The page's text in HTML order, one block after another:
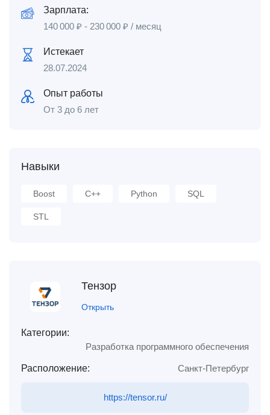
Зарплата:
140 000 ₽ - 230 000 ₽ / месяц
Истекает
28.07.2024
Опыт работы
От 3 до 6 лет
Навыки
Boost C++ Python SQL
STL
Тензор
Открыть
Категории:
Разработка программного обеспечения
Расположение: Санкт-Петербург
https://tensor.ru/